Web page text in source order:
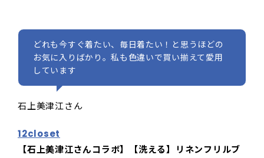
どれも今すぐ着たい、毎日着たい！と思うほどの
お気に入りばかり。私も色違いで買い揃えて愛用
しています
石上美津江さん
12closet
【石上美津江さんコラボ】【洗える】リネンフリルブ